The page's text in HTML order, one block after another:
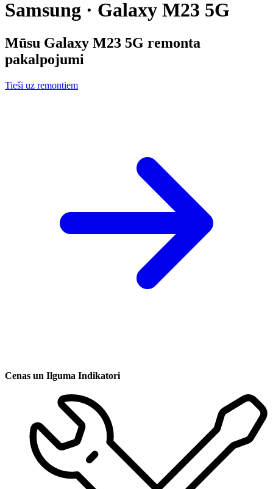
Samsung · Galaxy M23 5G
Mūsu Galaxy M23 5G remonta
pakalpojumi
Tieši uz remontiem
Cenas un Ilguma Indikatori